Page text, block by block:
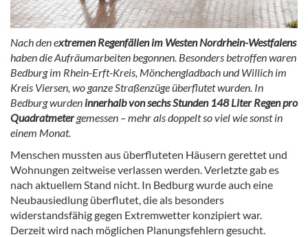
Nach den extremen Regenfällen im Westen Nordrhein-Westfalens
haben die Aufräumarbeiten begonnen. Besonders betroffen waren
Bedburg im Rhein-Erft-Kreis, Mönchengladbach und Willich im
Kreis Viersen, wo ganze Straßenzüge überflutet wurden. In
Bedburg wurden innerhalb von sechs Stunden 148 Liter Regen pro
Quadratmetergemessen – mehr als doppelt so viel wie sonst in
einem Monat.
Menschen mussten aus überfluteten Häusern gerettet und
Wohnungen zeitweise verlassen werden. Verletzte gab es
nach aktuellem Stand nicht. In Bedburg wurde auch eine
Neubausiedlung überflutet, die als besonders
widerstandsfähig gegen Extremwetter konzipiert war.
Derzeit wird nach möglichen Planungsfehlern gesucht.